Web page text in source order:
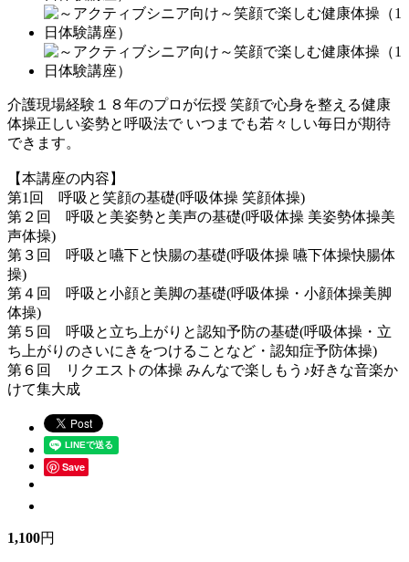
介護現場経験１８年のプロが伝授 笑顔で心身を整える健康
体操正しい姿勢と呼吸法で いつまでも若々しい毎日が期待
できます。
【本講座の内容】
第1回 呼吸と笑顔の基礎(呼吸体操 笑顔体操)
第２回 呼吸と美姿勢と美声の基礎(呼吸体操 美姿勢体操美
声体操)
第３回 呼吸と嚥下と快腸の基礎(呼吸体操 嚥下体操快腸体
操)
第４回 呼吸と小顔と美脚の基礎(呼吸体操・小顔体操美脚
体操)
第５回 呼吸と立ち上がりと認知予防の基礎(呼吸体操・立
ち上がりのさいにきをつけることなど・認知症予防体操)
第６回 リクエストの体操 みんなで楽しもう♪好きな音楽か
けて集大成
Save
1,100円